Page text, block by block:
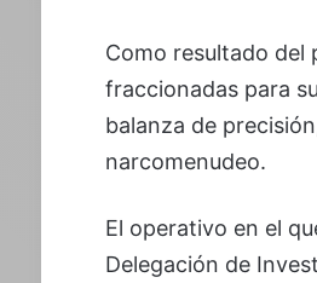
Como resultado del
fraccionadas para
balanza de
narcomenudeo.
El operativo en el
Delegación de